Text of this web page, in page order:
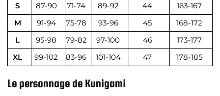
S
87-90 71-74 89-92 44
163-167
M
91-94 75-78 93-96 45
168-172
L
95-98 79-82 97-100 46
173-177
XL
99-102 83-96 101-104 47 178-185
Le personnage de Kunigami